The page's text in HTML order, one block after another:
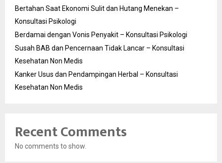
Bertahan Saat Ekonomi Sulit dan Hutang Menekan –
Konsultasi Psikologi
Berdamai dengan Vonis Penyakit – Konsultasi Psikologi
Susah BAB dan Pencernaan Tidak Lancar – Konsultasi
Kesehatan Non Medis
Kanker Usus dan Pendampingan Herbal – Konsultasi
Kesehatan Non Medis
Recent Comments
No comments to show.